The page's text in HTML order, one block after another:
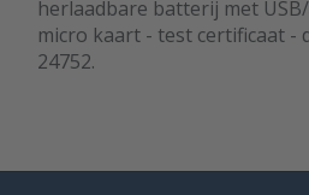
herlaadbare batterij met
micro kaart - test certificaat -
24752.